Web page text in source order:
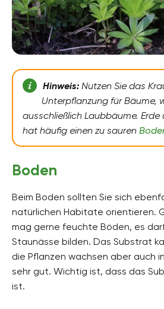
Hinweis: Nutzen Sie das
Unterpflanzung für Bäume,
ausschließlich Laubbäume.
hat häufig einen zu sauren
Boden
Beim Boden sollten Sie sich
natürlichen Habitate orientieren.
mag gerne feuchte Böden, es
Staunässe bilden. Das Substrat
die Pflanzen wachsen aber auch
sehr gut. Wichtig ist, dass das
ist.